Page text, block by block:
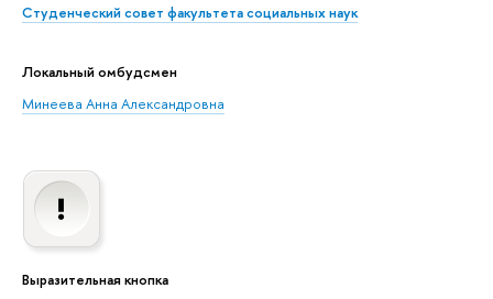
Студенческий совет факультета социальных наук
Локальный омбудсмен
Минеева Анна Александровна
Выразительная кнопка